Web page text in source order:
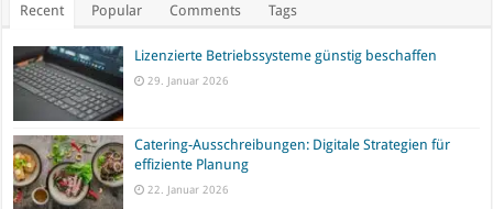
Recent Popular Comments Tags
Lizenzierte Betriebssysteme günstig beschaffen
29. Januar 2026
Catering-Ausschreibungen: Digitale Strategien für
effiziente Planung
22. Januar 2026